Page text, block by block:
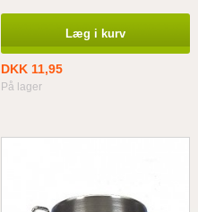
Læg i kurv
DKK 11,95
På lager